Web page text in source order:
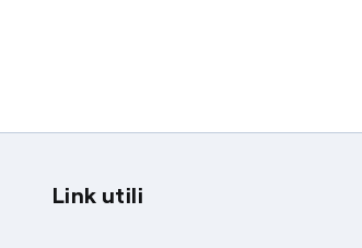
Link utili